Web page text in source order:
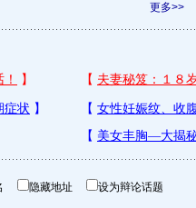
更多>>
隐藏地址 设为辩论话题